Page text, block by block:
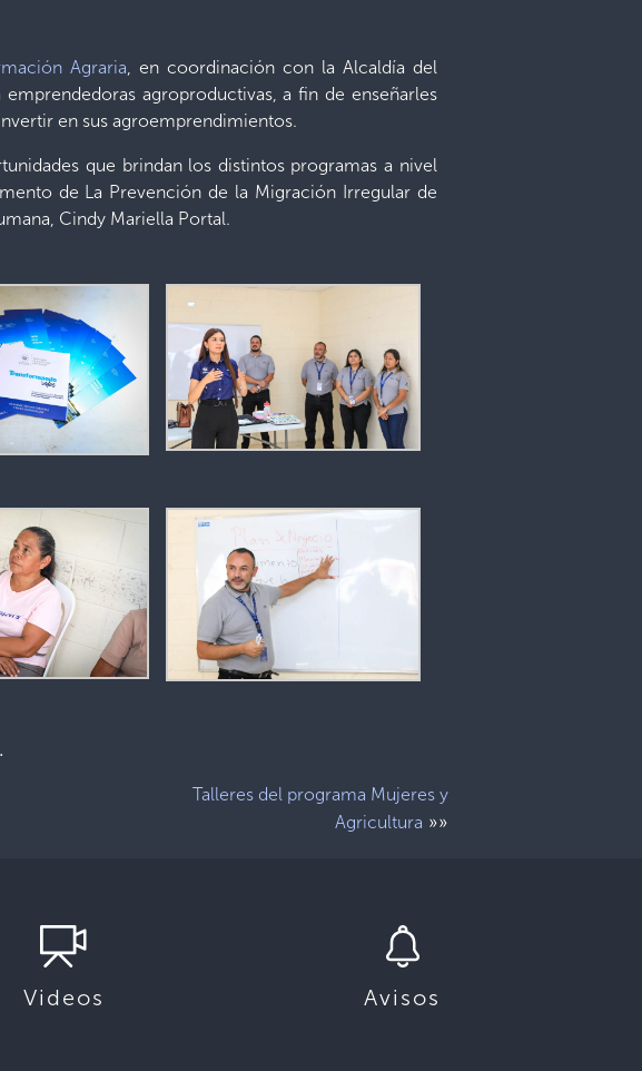
Agraria, en coordinación con la Alcaldía del
agroproductivas, a fin de enseñarles
en sus agroemprendimientos.
que brindan los distintos programas a nivel
de La Prevención de la Migración Irregular de
Cindy Mariella Portal.
Talleres del programa Mujeres y
Agricultura »»
Videos Avisos